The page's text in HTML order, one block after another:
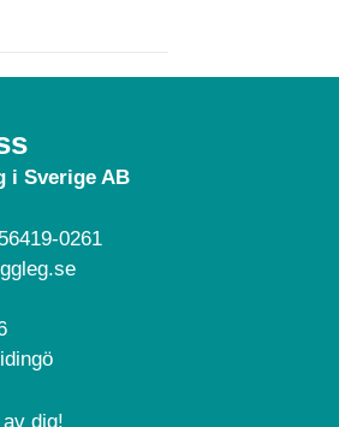
i Sverige AB
0261
dig!